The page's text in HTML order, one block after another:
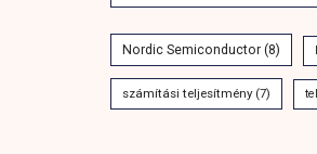
Nordic Semiconductor (8)
számítási teljesítmény(7)